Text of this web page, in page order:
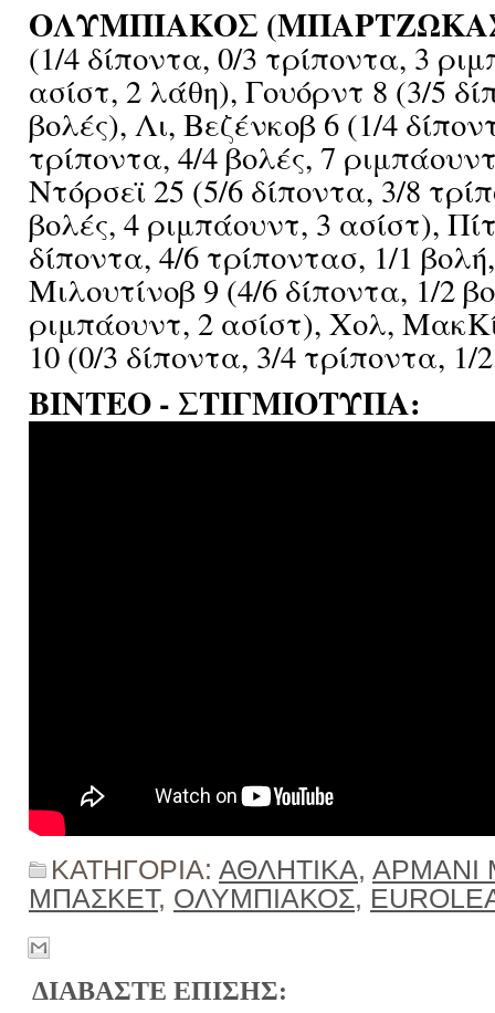
ΟΛΥΜΠΙΑΚΟΣ
(1/4 δίποντα, 0/3 τρίποντα, 3
ασίστ, 2 λάθη), Γουόρντ 8 (3/5
βολές), Λι, Βεζένκοβ 6 (1/4
τρίποντα, 4/4 βολές, 7
Ντόρσεϊ 25 (5/6 δίποντα, 3/8
βολές, 4 ριμπάουντ, 3 ασίστ),
δίποντα, 4/6 τρίποντασ, 1/1
Μιλουτίνοβ 9 (4/6 δίποντα, 1/2
ριμπάουντ, 2 ασίστ), Χολ,
10 (0/3 δίποντα, 3/4 τρίποντα, 1/
ΒΙΝΤΕΟ - ΣΤΙΓΜΙΟΤΥΠΑ:
ΚΑΤΗΓΟΡΙΑ: ΑΘΛΗΤΙΚΑ, ΑΡΜΑΝΙ
ΜΠΑΣΚΕΤ, ΟΛΥΜΠΙΑΚΟΣ,
ΔΙΑΒΑΣΤΕ ΕΠΙΣΗΣ: